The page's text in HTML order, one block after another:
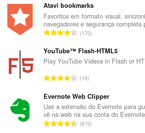
Atavi bookmarks
Favoritos em formato visual,
navegadores e segurança completa
N
m
e
o
o
t
a
170
YouTube™ Flash-HTML5
Play YouTube Videos in Flash or
N
m
e
r
o
19
Evernote Web Clipper
Use a extensão do Evernote para
vê na web na sua conta do
N610